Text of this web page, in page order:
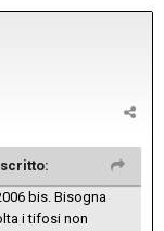
scritto:
bis. Bisogna
i tifosi non